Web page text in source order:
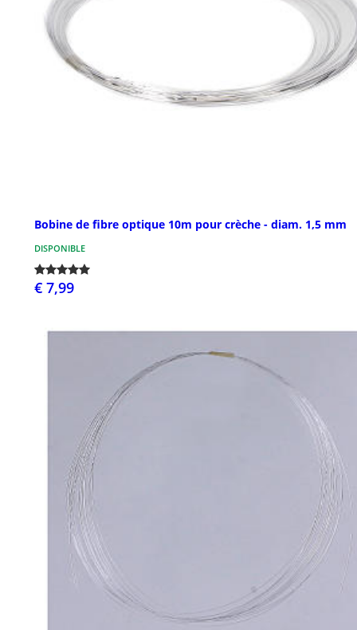
Bobine de fibre optique 10m pour crèche - diam. 1,5 mm
DISPONIBLE
€ 7,99